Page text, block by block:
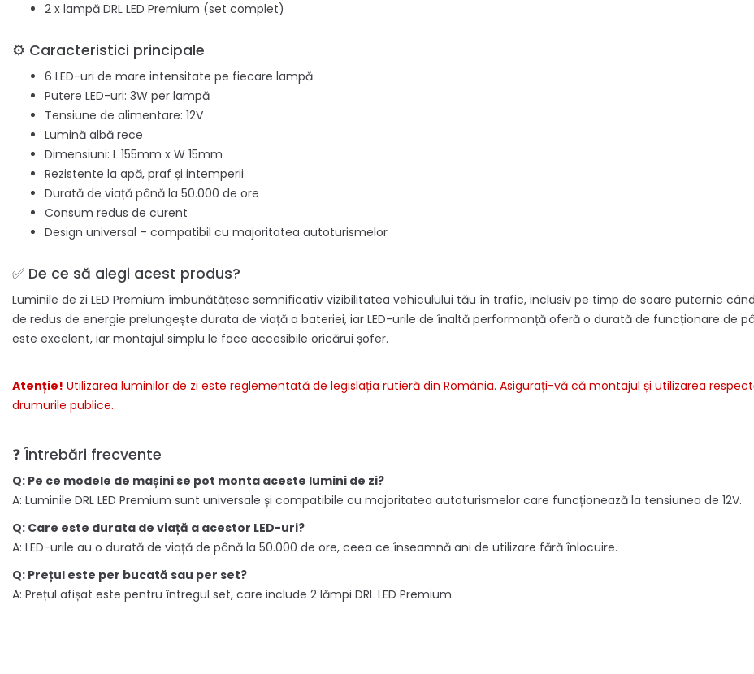
2 x lampă DRL LED Premium (set complet)
⚙️ Caracteristici principale
6 LED-uri de mare intensitate pe fiecare lampă
Putere LED-uri: 3W per lampă
Tensiune de alimentare: 12V
Lumină albă rece
Dimensiuni: L 155mm x W 15mm
Rezistente la apă, praf și intemperii
Durată de viață până la 50.000 de ore
Consum redus de curent
Design universal – compatibil cu majoritatea autoturismelor
✅ De ce să alegi acest produs?
Luminile de zi LED Premium îmbunătățesc semnificativ vizibilitatea vehiculului tău în trafic, inclusiv pe timp de soare puternic
de redus de energie prelungește durata de viață a bateriei, iar LED-urile de înaltă performanță oferă o durată de funcționare de
este excelent, iar montajul simplu le face accesibile oricărui șofer.
Atenție! Utilizarea luminilor de zi este reglementată de legislația rutieră din România. Asigurați-vă că montajul și utilizarea
drumurile publice.
❓ Întrebări frecvente
Q: Pe ce modele de mașini se pot monta aceste lumini de zi?
A: Luminile DRL LED Premium sunt universale și compatibile cu majoritatea autoturismelor care funcționează la tensiunea de 12V.
Q: Care este durata de viață a acestor LED-uri?
A: LED-urile au o durată de viață de până la 50.000 de ore, ceea ce înseamnă ani de utilizare fără înlocuire.
Q: Prețul este per bucată sau per set?
A: Prețul afișat este pentru întregul set, care include 2 lămpi DRL LED Premium.